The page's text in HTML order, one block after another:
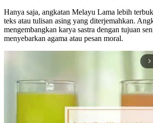
Hanya saja, angkatan Melayu Lama lebih
teks atau tulisan asing yang diterjemahkan.
mengembangkan karya sastra dengan tujuan
menyebarkan agama atau pesan moral.
arrow_forward_ios